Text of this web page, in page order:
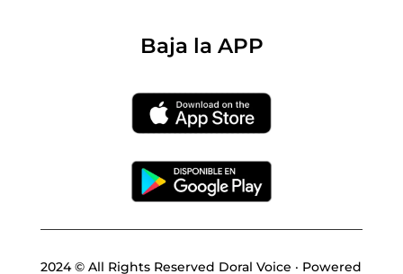
Baja la APP
2024 © All Rights Reserved Doral Voice · Powered